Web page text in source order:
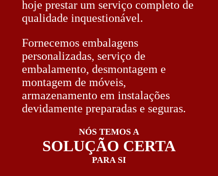
hoje prestar um serviço completo de
qualidade inquestionável.
Fornecemos embalagens
personalizadas, serviço de
embalamento, desmontagem e
montagem de móveis,
armazenamento em instalações
devidamente preparadas e seguras.
NÓS TEMOS A
SOLUÇÃO CERTA
PARA SI